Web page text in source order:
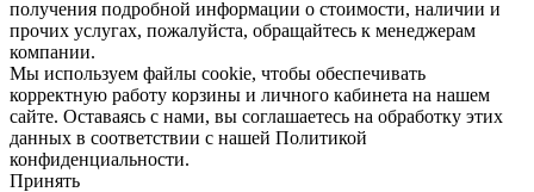
получения подробной информации о стоимости, наличии и
прочих услугах, пожалуйста, обращайтесь к менеджерам
компании.
Мы используем файлы cookie, чтобы обеспечивать
корректную работу корзины и личного кабинета на нашем
сайте. Оставаясь с нами, вы соглашаетесь на обработку этих
данных в соответствии с нашей Политикой
конфиденциальности.
Принять